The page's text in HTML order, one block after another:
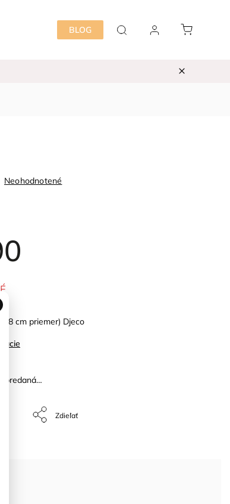
BLOG
Detská izba Starostlivosť
Neohodnotené
(68 cm priemer) Djeco
Zdieľať